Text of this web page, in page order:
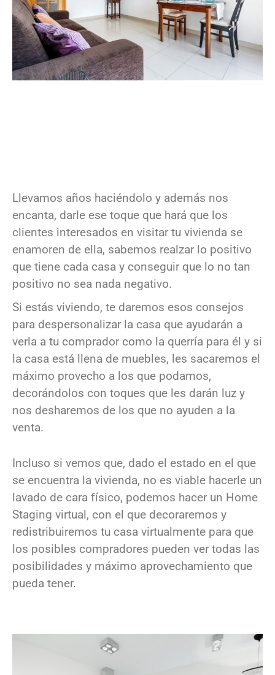
Llevamos años haciéndolo y además nos
encanta, darle ese toque que hará que los
clientes interesados en visitar tu vivienda se
enamoren de ella, sabemos realzar lo positivo
que tiene cada casa y conseguir que lo no tan
positivo no sea nada negativo.
Si estás viviendo, te daremos esos consejos
para despersonalizar la casa que ayudarán a
verla a tu comprador como la querría para él y si
la casa está llena de muebles, les sacaremos el
máximo provecho a los que podamos,
decorándolos con toques que les darán luz y
nos desharemos de los que no ayuden a la
venta.
Incluso si vemos que, dado el estado en el que
se encuentra la vivienda, no es viable hacerle un
lavado de cara físico, podemos hacer un Home
Staging virtual, con el que decoraremos y
redistribuiremos tu casa virtualmente para que
los posibles compradores pueden ver todas las
posibilidades y máximo aprovechamiento que
pueda tener.